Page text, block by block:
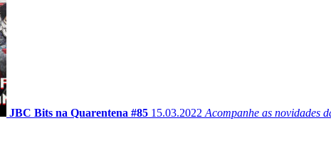
JBC Bits na Quarentena #85 15.03.2022 Acompanhe as novidades